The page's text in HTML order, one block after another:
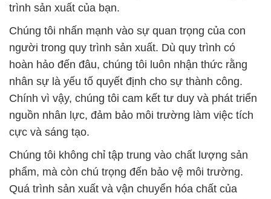
trình sản xuất của bạn.
Chúng tôi nhấn mạnh vào sự quan trọng của con
người trong quy trình sản xuất. Dù quy trình có
hoàn hảo đến đâu, chúng tôi luôn nhận thức rằng
nhân sự là yếu tố quyết định cho sự thành công.
Chính vì vậy, chúng tôi cam kết tư duy và phát triển
nguồn nhân lực, đảm bảo môi trường làm việc tích
cực và sáng tạo.
Chúng tôi không chỉ tập trung vào chất lượng sản
phẩm, mà còn chú trọng đến bảo vệ môi trường.
Quá trình sản xuất và vận chuyển hóa chất của